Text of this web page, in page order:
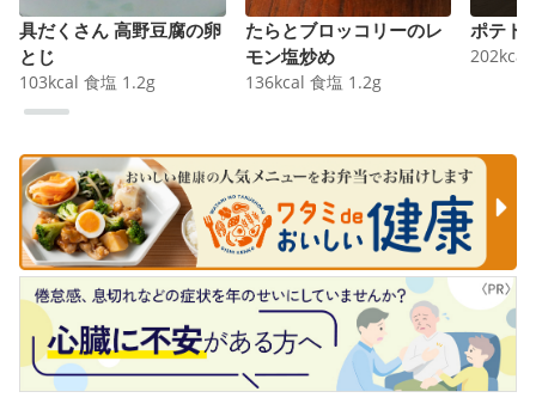
具だくさん 高野豆腐の卵
とじ
103kcal 食塩 1.2g
たらとブロッコリーのレ
モン塩炒め
136kcal 食塩 1.2g
ポテト
202kcal